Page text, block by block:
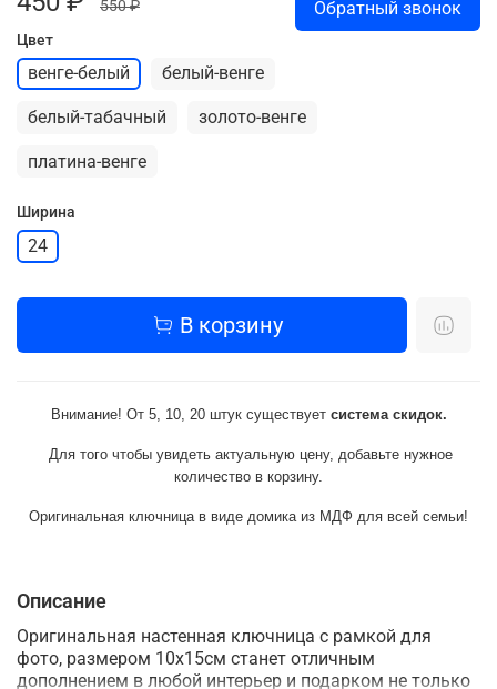
550 ₽
Цвет
венге-белый белый-венге
белый-табачный золото-венге
платина-венге
Ширина
24
Обратный звонок
В корзину
Внимание! От 5, 10, 20 штук существуетсистема скидок.
Для того чтобы увидеть актуальную цену, добавьте нужное
количество в корзину.
Оригинальная ключница в виде домика из МДФ для всей семьи!
Описание
Оригинальная настенная ключница с рамкой для
фото, размером 10х15см станет отличным
дополнением в любой интерьер и подарком не только